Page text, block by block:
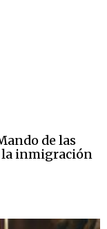
de las
la inmigración